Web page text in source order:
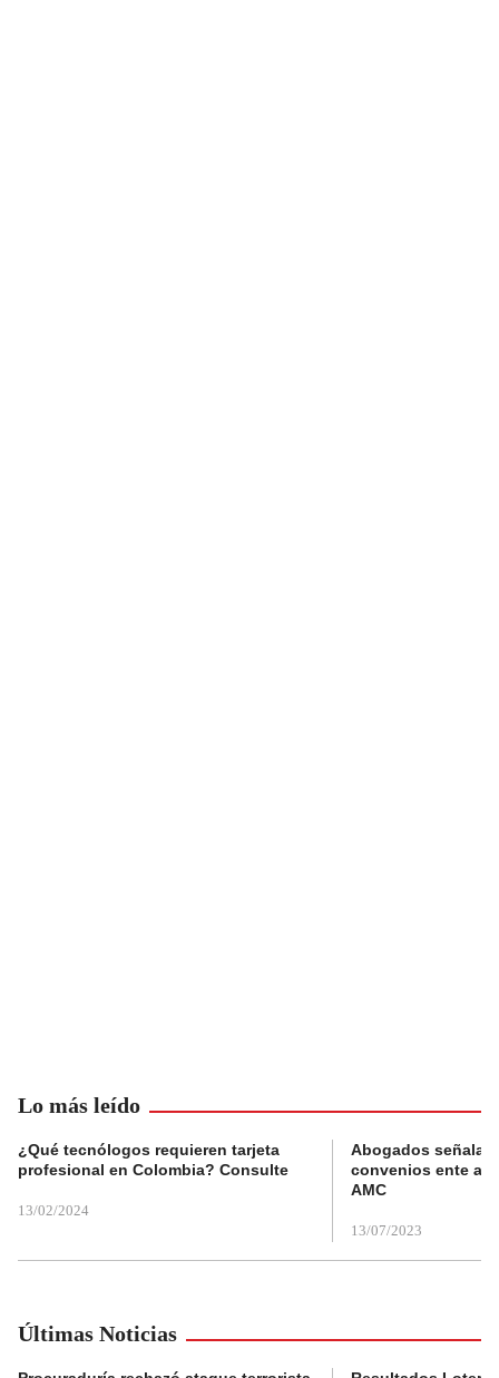
Lo más leído
¿Qué tecnólogos requieren tarjeta
profesional en Colombia? Consulte
13/02/2024
Abogados
convenios ente
AMC
13/07/2023
Últimas Noticias